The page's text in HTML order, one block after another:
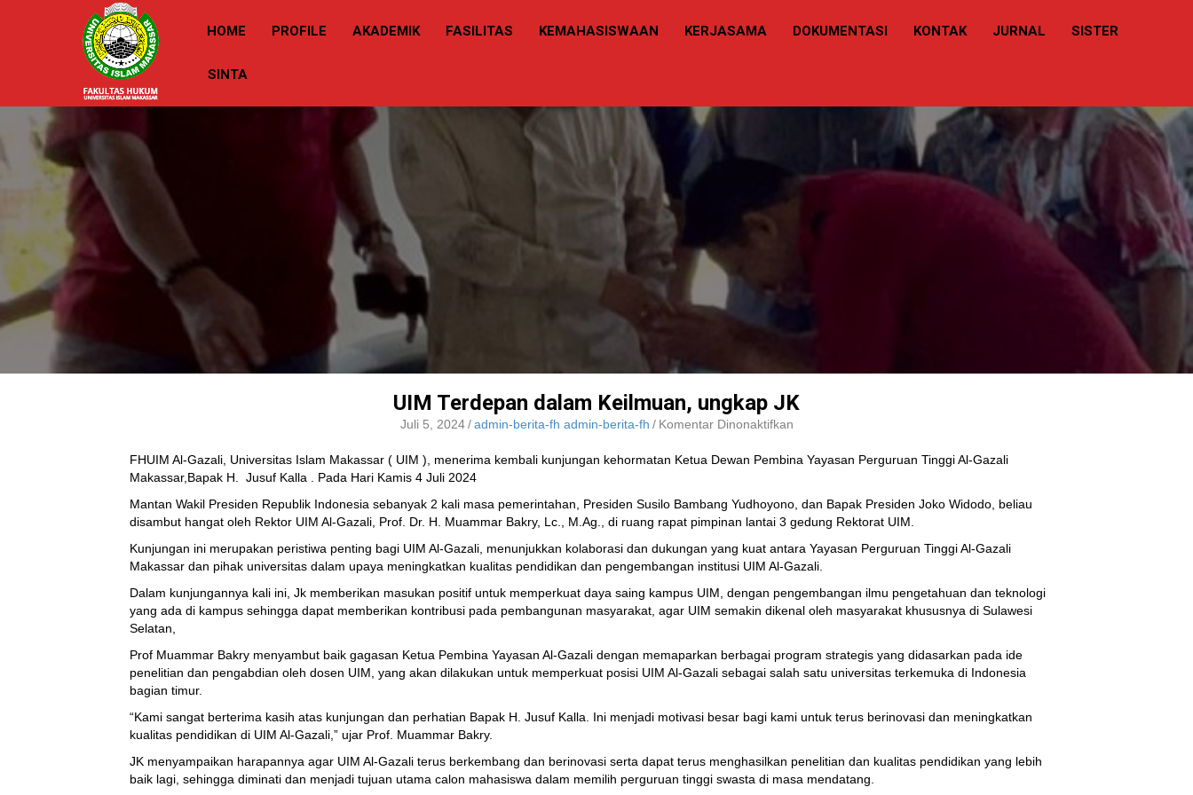
HOME PROFILE AKADEMIK FASILITAS KEMAHASISWAAN KERJASAMA DOKUMENTASI KONTAK JURNAL SISTER
SINTA
UIM Terdepan dalam Keilmuan, ungkap JK
Juli 5, 2024 / admin-berita-fh admin-berita-fh / Komentar Dinonaktifkanpada
Terdepan
ungkap
JK
FHUIM Al-Gazali, Universitas Islam Makassar ( UIM ), menerima kembali kunjungan kehormatan Ketua Dewan Pembina Yayasan Perguruan Tinggi Al-Gazali
Makassar,Bapak H.
Jusuf Kalla . Pada Hari Kamis 4 Juli 2024
Mantan Wakil Presiden Republik Indonesia sebanyak 2 kali masa pemerintahan, Presiden Susilo Bambang Yudhoyono, dan Bapak Presiden Joko Widodo, beliau
disambut hangat oleh Rektor UIM Al-Gazali, Prof. Dr. H. Muammar Bakry, Lc., M.Ag., di ruang rapat pimpinan lantai 3 gedung Rektorat UIM.
Kunjungan ini merupakan peristiwa penting bagi UIM Al-Gazali, menunjukkan kolaborasi dan dukungan yang kuat antara Yayasan Perguruan Tinggi Al-Gazali
Makassar dan pihak universitas dalam upaya meningkatkan kualitas pendidikan dan pengembangan institusi UIM Al-Gazali.
Dalam kunjungannya kali ini, Jk memberikan masukan positif untuk memperkuat daya saing kampus UIM, dengan pengembangan ilmu pengetahuan dan teknologi
yang ada di kampus sehingga dapat memberikan kontribusi pada pembangunan masyarakat, agar UIM semakin dikenal oleh masyarakat khususnya di Sulawesi
Selatan,
Prof Muammar Bakry menyambut baik gagasan Ketua Pembina Yayasan Al-Gazali dengan memaparkan berbagai program strategis yang didasarkan pada ide
penelitian dan pengabdian oleh dosen UIM, yang akan dilakukan untuk memperkuat posisi UIM Al-Gazali sebagai salah satu universitas terkemuka di Indonesia
bagian timur.
“Kami sangat berterima kasih atas kunjungan dan perhatian Bapak H. Jusuf Kalla. Ini menjadi motivasi besar bagi kami untuk terus berinovasi dan meningkatkan
kualitas pendidikan di UIM Al-Gazali,” ujar Prof. Muammar Bakry.
JK menyampaikan harapannya agar UIM Al-Gazali terus berkembang dan berinovasi serta dapat terus menghasilkan penelitian dan kualitas pendidikan yang lebih
baik lagi, sehingga diminati dan menjadi tujuan utama calon mahasiswa dalam memilih perguruan tinggi swasta di masa mendatang.